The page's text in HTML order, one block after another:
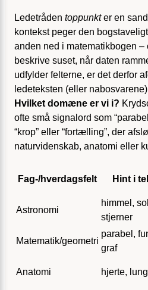
Ledetråden toppunkter en
kontekst peger den
anden ned i matematikbogen
beskrive suset, når daten
udfylder felterne, er det derfor
ledeteksten (eller
Hvilket domæne er vi i?
ofte små signalord som
“krop” eller “fortælling”, der
naturvidenskab, anatomi eller
Fag-/hverdagsfelt Hint i
Astronomi
himmel,
stjerner
Matematik/geometri
parabel,
graf
Anatomi hjerte,